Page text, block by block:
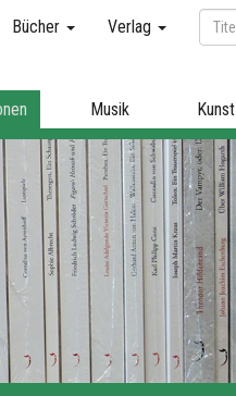
Bücher Verlag
Musik Kunst